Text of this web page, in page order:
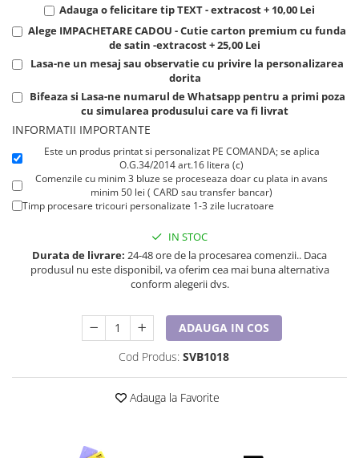
Cadouri pentru Nasi si Fini
Cadouri Craciun
Cadouri pentru Mama
Cadouri pentru profesori sau absolventi
Cadouri Back to school
Cadouri de Paște
Cadouri Traditionale Romanesti
8 Martie
Cadouri pentru CUPLU El & Ea
Cadouri Iubitori de animale
Cadouri pentru sportivi
Cadouri Pensionare
Cadouri Colegi, sefi sau angajati
Cadouri pentru Doctori
Cadouri pentru Sfânta Maria
Adauga o felicitare tip TEXT - extracost + 10,00 Lei
Alege IMPACHETARE CADOU - Cutie carton premium cu funda
de satin -extracost + 25,00 Lei
Lasa-ne un mesaj sau observatie cu privire la personalizarea
dorita
Bifeaza si Lasa-ne numarul de Whatsapp pentru a primi poza
cu simularea produsului care va fi livrat
INFORMATII IMPORTANTE
Este un produs printat si personalizat PE COMANDA; se aplica
O.G.34/2014 art.16 litera (c)
Comenzile cu minim 3 bluze se proceseaza doar cu plata in avans
minim 50 lei ( CARD sau transfer bancar)
Timp procesare tricouri personalizate 1-3 zile lucratoare
IN STOC
Durata de livrare: 24-48 ore de la procesarea comenzii.. Daca
produsul nu este disponibil, va oferim cea mai buna alternativa
conform alegerii dvs.
ADAUGA IN COS
Cod Produs: SVB1018
Adauga la Favorite